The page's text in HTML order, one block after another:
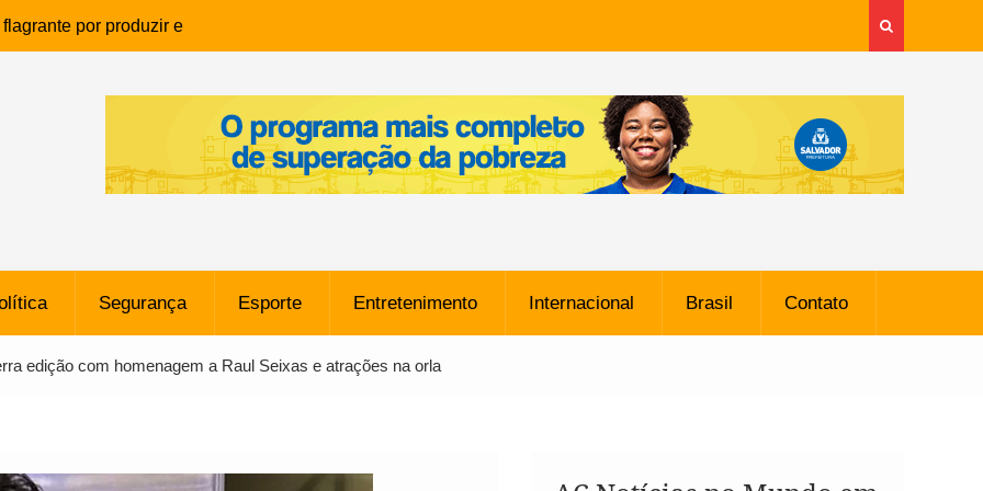
por produzir e
infantil em Eunápolis
morreu após ataque
sem restrições e pode
o Vasco
SpaceX Colide com a Lua
Metros, Afirma a Nasa
Segurança Esporte Entretenimento Internacional Brasil Contato
edição com homenagem a Raul Seixas e atrações na orla